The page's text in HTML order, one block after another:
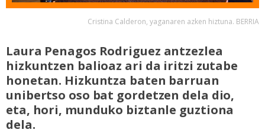
Cristina Calderon, yaganaren azken hiztuna. BERRIA
Laura Penagos Rodriguez antzezlea
hizkuntzen balioaz ari da iritzi zutabe
honetan. Hizkuntza baten barruan
unibertso oso bat gordetzen dela dio,
eta, hori, munduko biztanle guztiona
dela.